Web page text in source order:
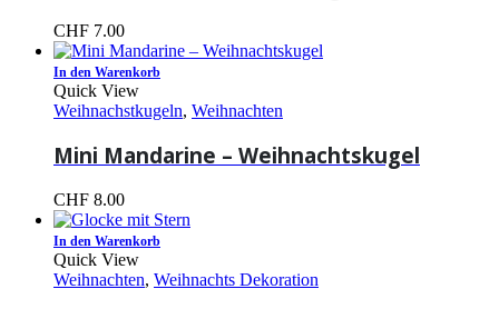
CHF 7.00
In den Warenkorb
Quick View
Weihnachstkugeln, Weihnachten
Mini Mandarine – Weihnachtskugel
CHF 8.00
In den Warenkorb
Quick View
Weihnachten, Weihnachts Dekoration